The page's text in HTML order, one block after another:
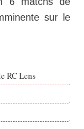
sur le
RC Lens